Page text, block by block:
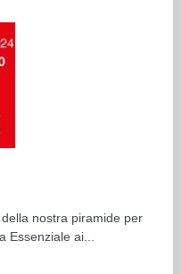
nostra piramide per
Essenziale ai...